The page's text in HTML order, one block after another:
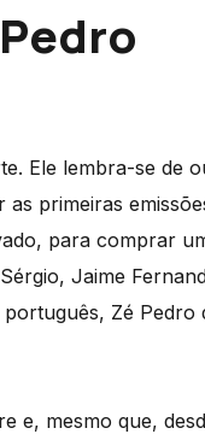
Ele lembra-se de
primeiras
para comprar
Jaime
Zé
e, mesmo que,